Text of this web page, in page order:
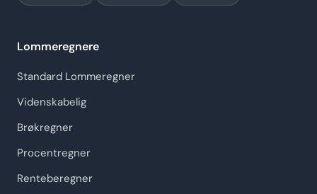
Lommeregnere
Standard Lommeregner
Videnskabelig
Brøkregner
Procentregner
Renteberegner